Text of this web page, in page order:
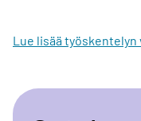
Lue lisää työskentelyn